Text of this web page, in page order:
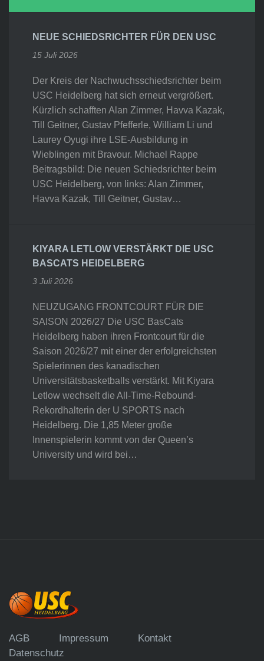
NEUE SCHIEDSRICHTER FÜR DEN USC
15 Juli 2026
Der Kreis der Nachwuchsschiedsrichter beim
USC Heidelberg hat sich erneut vergrößert.
Kürzlich schafften Alan Zimmer, Havva Kazak,
Till Geitner, Gustav Pfefferle, William Li und
Laurey Oyugi ihre LSE-Ausbildung in
Wieblingen mit Bravour. Michael Rappe
Beitragsbild: Die neuen Schiedsrichter beim
USC Heidelberg, von links: Alan Zimmer,
Havva Kazak, Till Geitner, Gustav…
KIYARA LETLOW VERSTÄRKT DIE USC
BASCATS HEIDELBERG
3 Juli 2026
NEUZUGANG FRONTCOURT FÜR DIE
SAISON 2026/27 Die USC BasCats
Heidelberg haben ihren Frontcourt für die
Saison 2026/27 mit einer der erfolgreichsten
Spielerinnen des kanadischen
Universitätsbasketballs verstärkt. Mit Kiyara
Letlow wechselt die All-Time-Rebound-
Rekordhalterin der U SPORTS nach
Heidelberg. Die 1,85 Meter große
Innenspielerin kommt von der Queen’s
University und wird bei…
AGB Impressum
Kontakt
Datenschutz